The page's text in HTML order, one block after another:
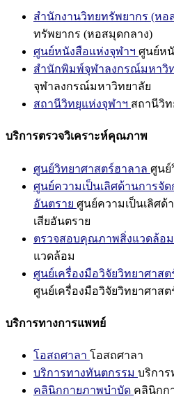
สำนักงานวิทยทรัพยากร (หอ
ทรัพยากร (หอสมุดกลาง)
ศูนย์หนังสือแห่งจุฬาฯ ศูนย์ห
สำนักพิมพ์จุฬาลงกรณ์มหาวิ
จุฬาลงกรณ์มหาวิทยาลัย
สถานีวิทยุแห่งจุฬาฯ สถานีวิ
บริการตรวจวิเคราะห์คุณภาพ
ศูนย์วิทยาศาสตร์ฮาลาล ศูนย์
ศูนย์ความเป็นเลิศด้านการจัด
อันตราย ศูนย์ความเป็นเลิศด้
เสียอันตราย
ตรวจสอบคุณภาพสิ่งแวดล้อม
แวดล้อม
ศูนย์เครื่องมือวิจัยวิทยาศาสต
ศูนย์เครื่องมือวิจัยวิทยาศาสต
บริการทางการแพทย์
โอสถศาลา โอสถศาลา
บริการทางทันตกรรม บริการ
คลินิกกายภาพบำบัด คลินิกก